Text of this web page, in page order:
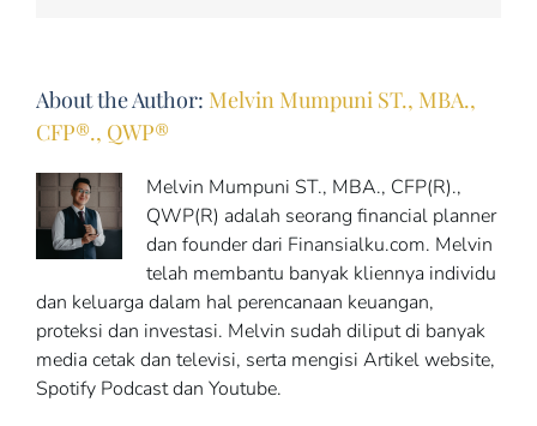
About the Author: Melvin Mumpuni ST., MBA.,
CFP®., QWP®
Melvin Mumpuni ST., MBA., CFP(R).,
QWP(R) adalah seorang financial planner
dan founder dari Finansialku.com. Melvin
telah membantu banyak kliennya individu
dan keluarga dalam hal perencanaan keuangan,
proteksi dan investasi. Melvin sudah diliput di banyak
media cetak dan televisi, serta mengisi Artikel website,
Spotify Podcast dan Youtube.